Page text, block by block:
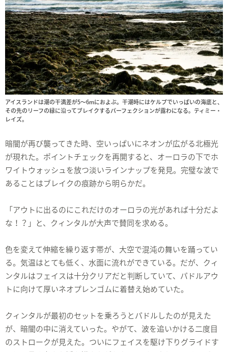
アイスランドは潮の干満差が5〜6mにおよぶ。干潮時にはケルプでいっぱいの海底と、
その先のリーフの縁に沿ってブレイクするパーフェクションが露わになる。ティミー・
レイズ。
暗闇が再び襲ってきた時、空いっぱいにネオンが広がる北極光
が現れた。ポイントチェックを再開すると、オーロラの下でホ
ワイトウォッシュを放つ淡いラインナップを発見。完璧な波で
あることはブレイクの痕跡から明らかだ。
「アウトに出るのにこれだけのオーロラの光があれば十分だよ
な！？」と、クィンタルが大声で賛同を求める。
色を変えて伸縮を繰り返す帯が、大空で混沌の舞いを踊ってい
る。気温はとても低く、水面に流れができている。だが、クィ
ンタルはフェイスは十分クリアだと判断していて、パドルアウ
トに向けて厚いネオプレンゴムに着替え始めていた。
クィンタルが最初のセットを乗ろうとパドルしたのが見えた
が、暗闇の中に消えていった。やがて、波を追いかける二度目
のストロークが見えた。ついにフェイスを駆け下りグライドす